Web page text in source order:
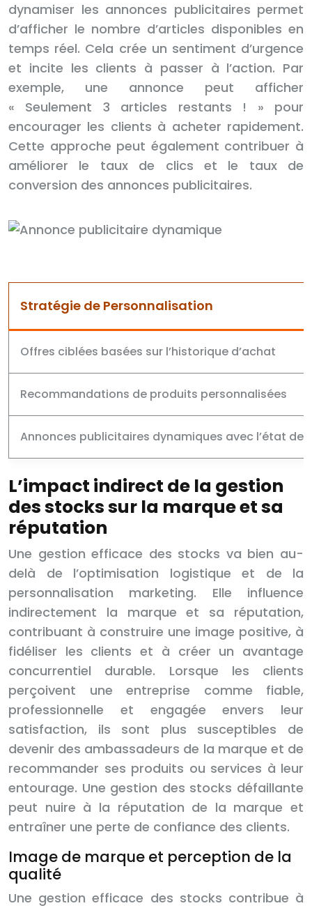
dynamiser les annonces publicitaires permet
d’afficher le nombre d’articles disponibles en
temps réel. Cela crée un sentiment d’urgence
et incite les clients à passer à l’action. Par
exemple, une annonce peut afficher
« Seulement 3 articles restants ! » pour
encourager les clients à acheter rapidement.
Cette approche peut également contribuer à
améliorer le taux de clics et le taux de
conversion des annonces publicitaires.
Stratégie de Personnalisation
Offres ciblées basées sur l’historique d’achat
Recommandations de produits personnalisées
Annonces publicitaires dynamiques avec l’état
L’impact indirect de la gestion
des stocks sur la marque et sa
réputation
Une gestion efficace des stocks va bien au-
delà de l’optimisation logistique et de la
personnalisation marketing. Elle influence
indirectement la marque et sa réputation,
contribuant à construire une image positive, à
fidéliser les clients et à créer un avantage
concurrentiel durable. Lorsque les clients
perçoivent une entreprise comme fiable,
professionnelle et engagée envers leur
satisfaction, ils sont plus susceptibles de
devenir des ambassadeurs de la marque et de
recommander ses produits ou services à leur
entourage. Une gestion des stocks défaillante
peut nuire à la réputation de la marque et
entraîner une perte de confiance des clients.
Image de marque et perception de la
qualité
Une gestion efficace des stocks contribue à